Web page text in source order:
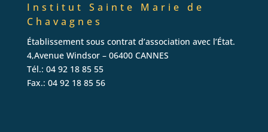
Institut Sainte Marie de
Chavagnes
Établissement sous contrat d’association avec l’État.
4,Avenue Windsor – 06400 CANNES
Tél.: 04 92 18 85 55
Fax.: 04 92 18 85 56